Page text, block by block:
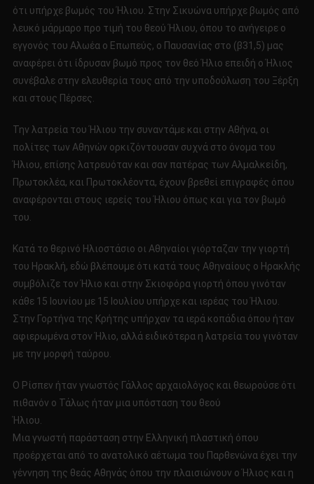
ότι υπήρχε βωμός του Ήλιου. Στην Σικυώνα υπήρχε βωμός από
λευκό μάρμαρο προ τιμή του θεού Ήλιου, όπου το ανήγειρε ο
εγγονός του Αλωέα ο Επωπεύς, ο Παυσανίας στο (β31,5) μας
αναφέρει ότι ίδρυσαν βωμό προς τον θεό Ήλιο επειδή ο Ήλιος
συνέβαλε στην ελευθερία τους από την υποδούλωση του Ξέρξη
και στους Πέρσες.
Την λατρεία του Ήλιου την συναντάμε και στην Αθήνα, οι
πολίτες των Αθηνών ορκιζόντουσαν συχνά στο όνομα του
Ήλιου, επίσης λατρευόταν και σαν πατέρας των Αλμαλκείδη,
Πρωτοκλέα, και Πρωτοκλέοντα, έχουν βρεθεί επιγραφές όπου
αναφέρονται στους ιερείς του Ήλιου όπως και για τον βωμό
του.
Κατά το θερινό Ηλιοστάσιο οι Αθηναίοι γιόρταζαν την γιορτή
του Ηρακλή, εδώ βλέπουμε ότι κατά τους Αθηναίους ο Ηρακλής
συμβόλιζε τον Ήλιο και στην Σκιοφόρα γιορτή όπου γινόταν
κάθε 15 Ιουνίου με 15 Ιουλίου υπήρχε και ιερέας του Ήλιου.
Στην Γορτήνα της Κρήτης υπήρχαν τα ιερά κοπάδια όπου ήταν
αφιερωμένα στον Ήλιο, αλλά ειδικότερα η λατρεία του γινόταν
με την μορφή ταύρου.
Ο Ρίσπεν ήταν γνωστός Γάλλος αρχαιολόγος και θεωρούσε ότι
πιθανόν ο Τάλως ήταν μια υπόσταση του θεού
Ήλιου.
Μια γνωστή παράσταση στην Ελληνική πλαστική όπου
προέρχεται από το ανατολικό αέτωμα του Παρθενώνα έχει την
γέννηση της θεάς Αθηνάς όπου την πλαισιώνουν ο Ήλιος και η